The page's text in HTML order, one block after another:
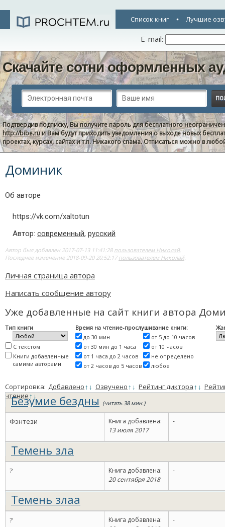
Список книг Лучшие
E-mail:
Скачайте сотни оформленных
Подтвердив подписку, Вы получите пароль для бесплатного
http://bibe.ruи Вам будут приходить уведомления о выходе новых
проектах, курсах, сайтах и т.п. Никакого спама. Отписаться можно в
Доминик
Об авторе
https://vk.com/xaltotun
Автор: современный, русский
Автор был добавлен 2017-07-13 11:41:28 пользователем Николай.
Последнее изменение 2018-09-20 20:52:17пользователем Николай.
Личная страница автора
Написать сообщение автору
Уже добавленные на сайт книги автора
Тип книги
С текстом
Книги добавленные
самими авторами
Время на чтение-прослушивание книги:
до 30 мин
от 30 мин до 1 часа
от 1 часа до 2 часов
от 2 часов до 5 часов
от 5 до 10 часов
от 10 часов
не определено
любое
Сортировка: Добавлено↑ ↓ Озвучено↑ ↓ Рейтинг диктора↑ ↓
чтение↑↓
Безумие бездны (читать 38 мин.)
Фэнтези
Книга добавлена:
13 июля 2017
-
Темень зла
?
Книга добавлена:
20 сентября 2018
-
Темень злаа
?
Книга добавлена:
-